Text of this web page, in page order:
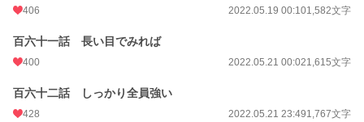
406 2022.05.19 00:101,582文字
百六十一話 長い目でみれば
400 2022.05.21 00:021,615文字
百六十二話 しっかり全員強い
428 2022.05.21 23:491,767文字